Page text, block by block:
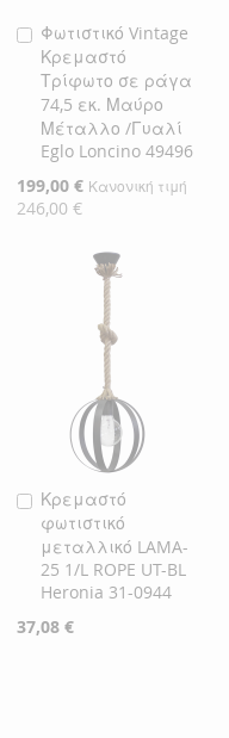
Φωτιστικό Vintage
Κρεμαστό
Τρίφωτο σε ράγα
74,5 εκ. Μαύρο
Μέταλλο /Γυαλί
Eglo Loncino 49496
Ειδική
Τιμή
199,00 € Κανονική τιμή
246,00 €
Προσθήκη
στο
Καλάθι
Κρεμαστό
φωτιστικό
μεταλλικό LAMA-
25 1/L ROPE UT-BL
Heronia 31-0944
37,08 €
Προσθήκη
στο
Καλάθι